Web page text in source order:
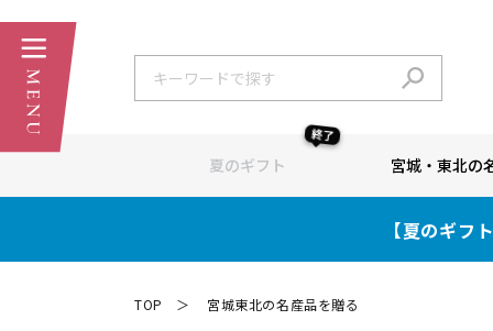
夏のギフト
終了
宮城・東北の
【夏のギ
TOP ＞ 宮城東北の名産品を贈る